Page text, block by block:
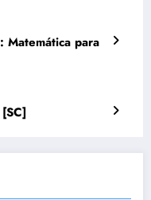
Matemática para